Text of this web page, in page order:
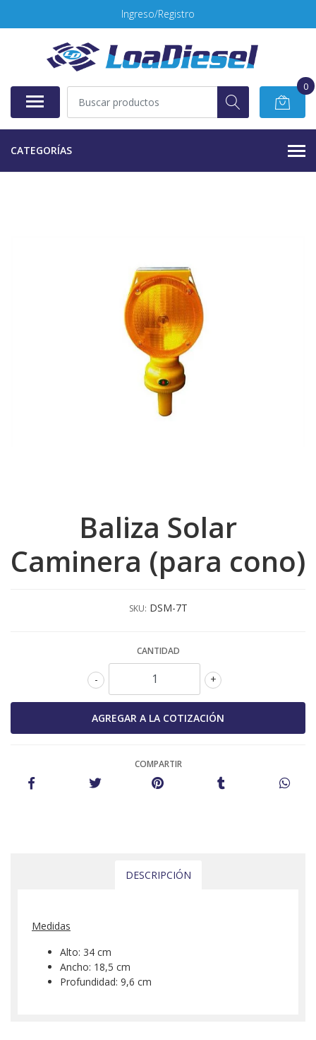
Ingreso/Registro
0
CATEGORÍAS
Baliza Solar
Caminera (para cono)
SKU: DSM-7T
CANTIDAD
+
-
COMPARTIR
DESCRIPCIÓN
Medidas
Alto: 34 cm
Ancho: 18,5 cm
Profundidad: 9,6 cm